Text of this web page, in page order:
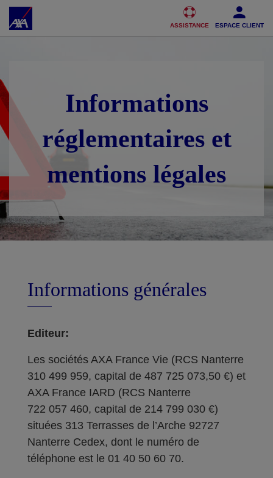
Accéder au Contenu Accéder au Pied de page
ASSISTANCE ESPACE CLIENT
Informations
réglementaires et
mentions légales
Informations générales
Editeur:
Les sociétés AXA France Vie (RCS Nanterre
310 499 959, capital de 487 725 073,50 €) et
AXA France IARD (RCS Nanterre
722 057 460, capital de 214 799 030 €)
situées 313 Terrasses de l’Arche 92727
Nanterre Cedex, dont le numéro de
téléphone est le 01 40 50 60 70.